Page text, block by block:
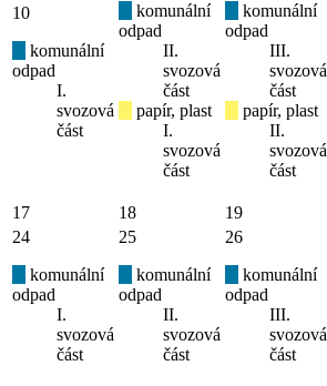
10
komunální
odpad
I.
svozová
část
komunální
odpad
II.
svozová
část
papír, plast
I.
svozová
část
komunální
odpad
III.
svozová
část
papír, plast
II.
svozová
část
17 18 19
24
komunální
odpad
I.
svozová
část
25
komunální
odpad
II.
svozová
část
26
komunální
odpad
III.
svozová
část